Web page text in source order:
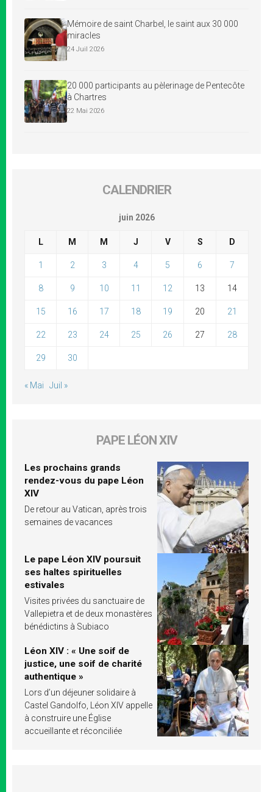
Mémoire de saint Charbel, le saint aux 30 000
miracles
24 Juil 2026
20 000 participants au pèlerinage de Pentecôte
à Chartres
22 Mai 2026
CALENDRIER
juin 2026
L M M J V S D
1 2 3 4 5 6 7
8 9 10 11 12 13 14
15 16 17 18 19 20 21
22 23 24 25 26 27 28
29 30
« Mai Juil »
PAPE LÉON XIV
Les prochains grands
rendez-vous du pape Léon
XIV
De retour au Vatican, après trois
semaines de vacances
Le pape Léon XIV poursuit
ses haltes spirituelles
estivales
Visites privées du sanctuaire de
Vallepietra et de deux monastères
bénédictins à Subiaco
Léon XIV : « Une soif de
justice, une soif de charité
authentique »
Lors d’un déjeuner solidaire à
Castel Gandolfo, Léon XIV appelle
à construire une Église
accueillante et réconciliée